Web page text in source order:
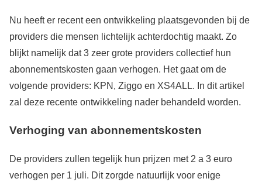
Nu heeft er recent een ontwikkeling plaatsgevonden bij de
providers die mensen lichtelijk achterdochtig maakt. Zo
blijkt namelijk dat 3 zeer grote providers collectief hun
abonnementskosten gaan verhogen. Het gaat om de
volgende providers: KPN, Ziggo en XS4ALL. In dit artikel
zal deze recente ontwikkeling nader behandeld worden.
Verhoging van abonnementskosten
De providers zullen tegelijk hun prijzen met 2 a 3 euro
verhogen per 1 juli. Dit zorgde natuurlijk voor enige